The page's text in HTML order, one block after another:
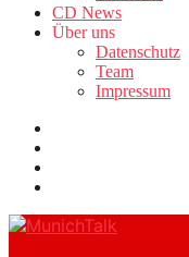
CD News
Über uns
Datenschutz
Team
Impressum